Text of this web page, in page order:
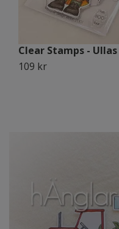
Clear Stamps -
109 kr